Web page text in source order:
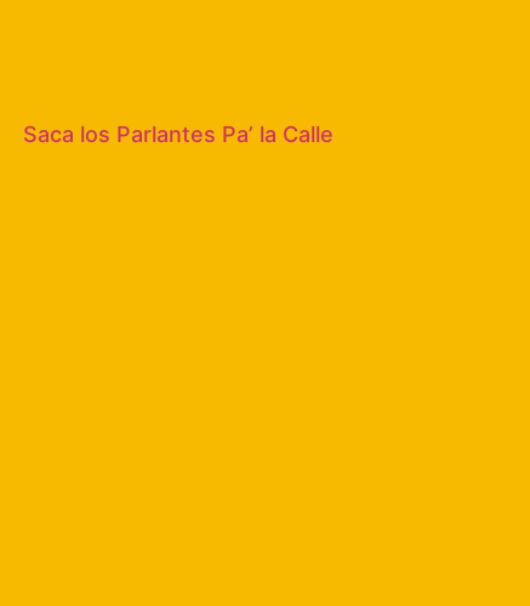
Saca los Parlantes Pa’ la Calle